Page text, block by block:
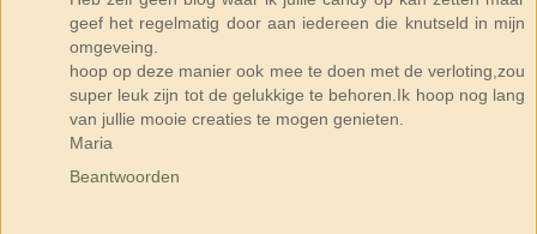
geef het regelmatig door aan iedereen die knutseld in mijn
omgeveing.
hoop op deze manier ook mee te doen met de verloting,zou
super leuk zijn tot de gelukkige te behoren.Ik hoop nog lang
van jullie mooie creaties te mogen genieten.
Maria
Beantwoorden